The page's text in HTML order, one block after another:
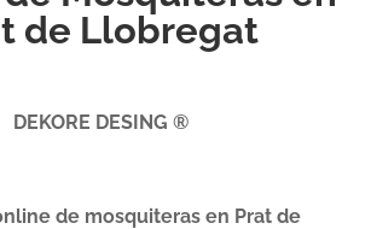
de Llobregat
DEKORE DESING ®
de mosquiteras en Prat de